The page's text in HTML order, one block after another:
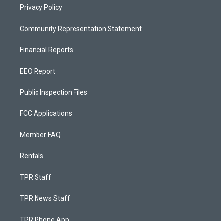
Privacy Policy
Community Representation Statement
Financial Reports
EEO Report
Public Inspection Files
FCC Applications
Member FAQ
Rentals
TPR Staff
TPR News Staff
TPR Phone App